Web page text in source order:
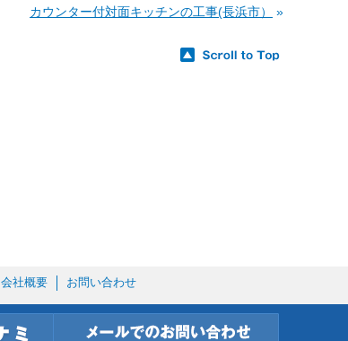
カウンター付対面キッチンの工事(長浜市） »
会社概要 お問い合わせ